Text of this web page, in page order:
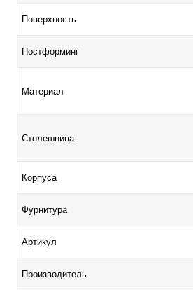
Поверхность
Постформинг
Материал
Столешница
Корпуса
Фурнитура
Артикул
Производитель